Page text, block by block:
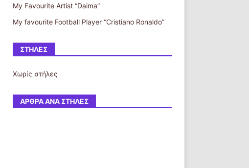
My Favourite Artist “Daima”
My favourite Football Player “Cristiano Ronaldo”
ΣΤΉΛΕΣ
Χωρίς στήλες
ΆΡΘΡΑ ΑΝΆ ΣΤΉΛΕΣ